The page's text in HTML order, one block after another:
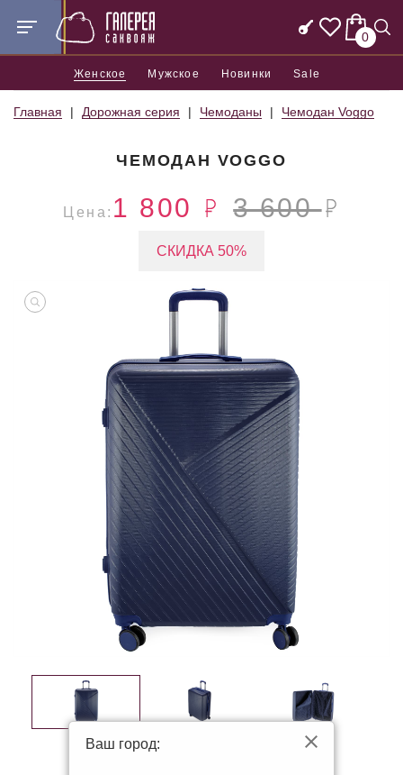
0
Женское Мужское Новинки Sale
Главная Дорожная серия Чемоданы Чемодан Voggo
ЧЕМОДАН VOGGO
Цена: 1 800 3 600
СКИДКА 50%
Ваш город: